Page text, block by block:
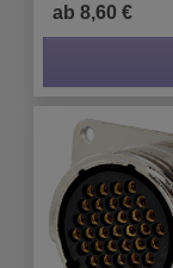
ab 8,60 €